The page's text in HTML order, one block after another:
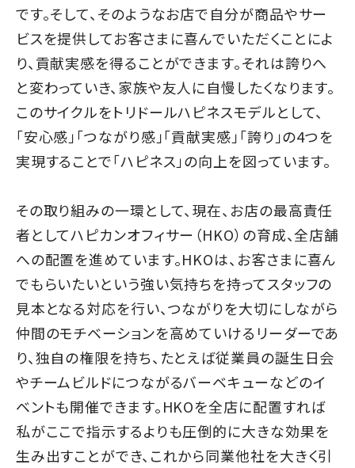
です。そして、そのようなお店で自分が商品やサー
ビスを提供してお客さまに喜んでいただくことによ
り、貢献実感を得ることができます。それは誇りへ
と変わっていき、家族や友人に自慢したくなります。
このサイクルをトリドールハピネスモデルとして、
「安心感」「つながり感」「貢献実感」「誇り」の4つを
実現することで「ハピネス」の向上を図っています。
その取り組みの一環として、現在、お店の最高責任
者としてハピカンオフィサー（HKO）の育成、全店舗
への配置を進めています。HKOは、お客さまに喜ん
でもらいたいという強い気持ちを持ってスタッフの
見本となる対応を行い、つながりを大切にしながら
仲間のモチベーションを高めていけるリーダーであ
り、独自の権限を持ち、たとえば従業員の誕生日会
やチームビルドにつながるバーベキューなどのイ
ベントも開催できます。HKOを全店に配置すれば
私がここで指示するよりも圧倒的に大きな効果を
生み出すことができ、これから同業他社を大きく引